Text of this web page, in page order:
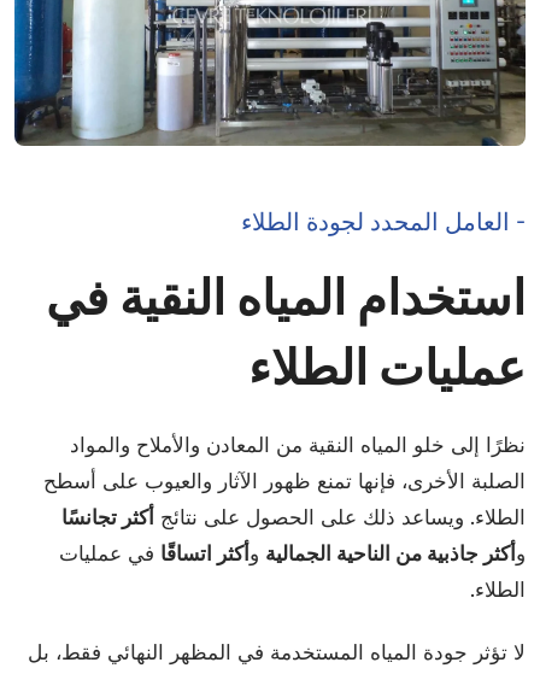
- العامل المحدد لجودة الطلاء
استخدام المياه النقية في
عمليات الطلاء
نظرًا إلى خلو المياه النقية من المعادن والأملاح والمواد
الصلبة الأخرى، فإنها تمنع ظهور الآثار والعيوب على أسطح
الطلاء. ويساعد ذلك على الحصول على نتائج أكثر تجانسًا
وأكثر جاذبية من الناحية الجمالية وأكثر اتساقًا في عمليات
الطلاء.
لا تؤثر جودة المياه المستخدمة في المظهر النهائي فقط، بل